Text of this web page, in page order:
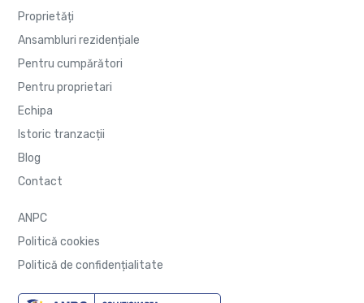
Proprietăți
Ansambluri rezidențiale
Pentru cumpărători
Pentru proprietari
Echipa
Istoric tranzacții
Blog
Contact
ANPC
Politică cookies
Politică de confidențialitate